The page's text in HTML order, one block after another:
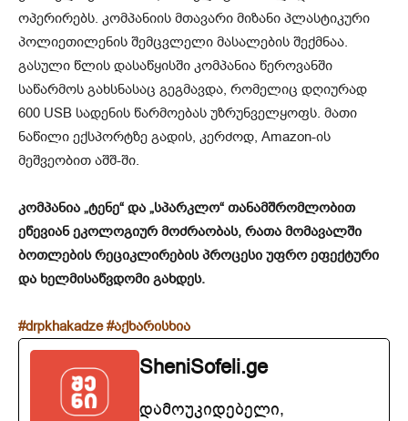
ოპერირებს. კომპანიის მთავარი მიზანი პლასტიკური
პოლიეთილენის შემცვლელი მასალების შექმნაა.
გასული წლის დასაწყისში კომპანია წეროვანში
საწარმოს გახსნასაც გეგმავდა, რომელიც დღიურად
600 USB სადენის წარმოებას უზრუნველყოფს. მათი
ნაწილი ექსპორტზე გადის, კერძოდ, Amazon-ის
მეშვეობით აშშ-ში.
კომპანია „ტენე“ და „სპარკლო“ თანამშრომლობით
ეწევიან ეკოლოგიურ მოძრაობას, რათა მომავალში
ბოთლების რეციკლირების პროცესი უფრო ეფექტური
და ხელმისაწვდომი გახდეს.
#drpkhakadze #აქხარისხია
SheniSofeli.ge
დამოუკიდებელი,